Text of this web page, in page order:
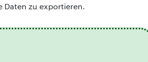
Daten zu exportieren.